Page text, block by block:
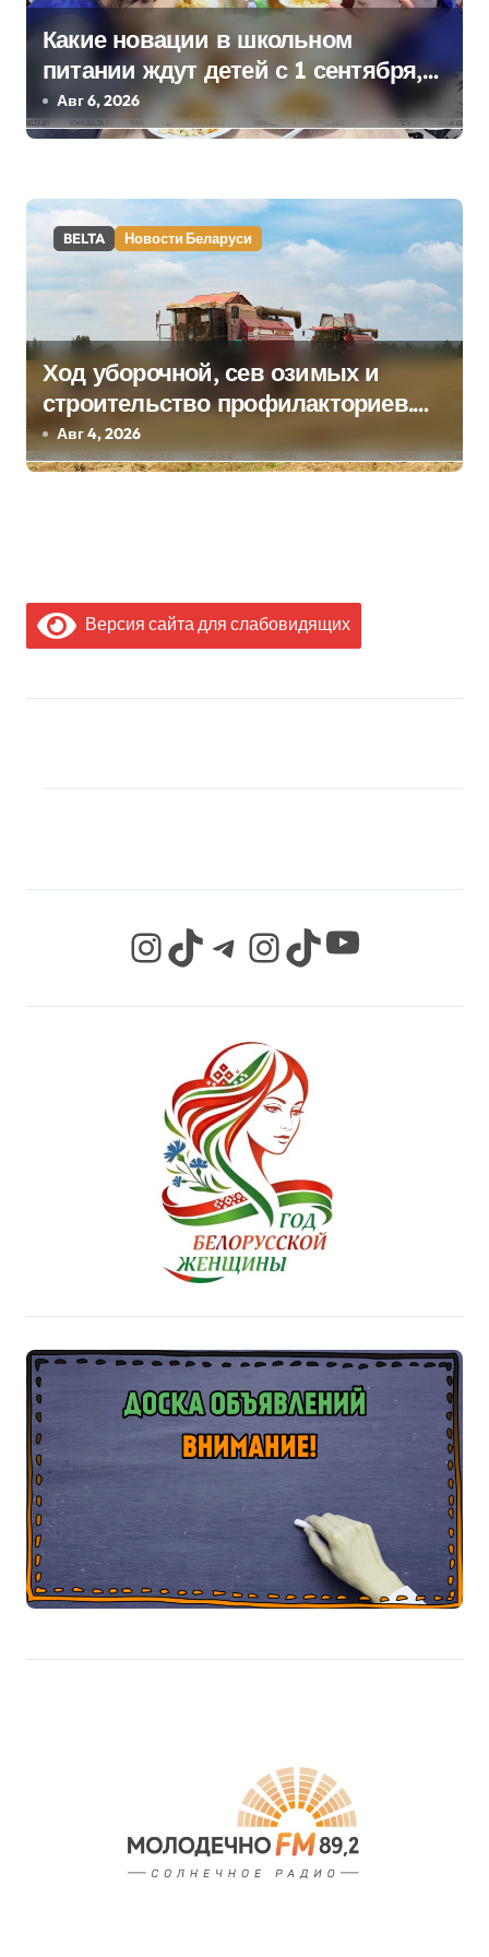
я
м
Какие новации в школьном
питании ждут детей с 1 сентября,
рассказали в правительстве
Авг 6, 2026
BELTA Новости Беларуси
Ход уборочной, сев озимых и
строительство профилакториев.
Лукашенко заслушал доклад главы
Минсельхозпрода
Авг 4, 2026
Версия сайта для слабовидящих
InstagramTikTok Telegram InstagramTikTok YouTube